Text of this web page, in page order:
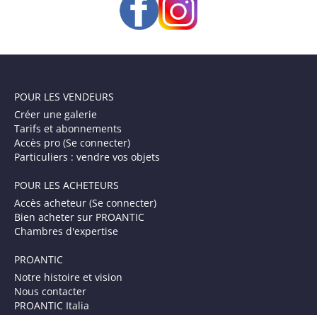
POUR LES VENDEURS
Créer une galerie
Tarifs et abonnements
Accès pro (Se connecter)
Particuliers : vendre vos objets
POUR LES ACHETEURS
Accès acheteur (Se connecter)
Bien acheter sur PROANTIC
Chambres d'expertise
PROANTIC
Notre histoire et vision
Nous contacter
PROANTIC Italia